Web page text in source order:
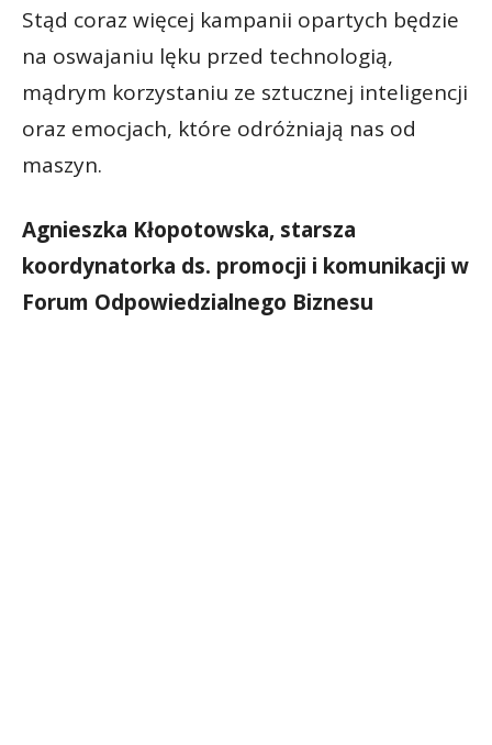
Stąd coraz więcej kampanii opartych będzie
na oswajaniu lęku przed technologią,
mądrym korzystaniu ze sztucznej inteligencji
oraz emocjach, które odróżniają nas od
maszyn.
Agnieszka Kłopotowska, starsza
koordynatorka ds. promocji i komunikacji w
Forum Odpowiedzialnego Biznesu